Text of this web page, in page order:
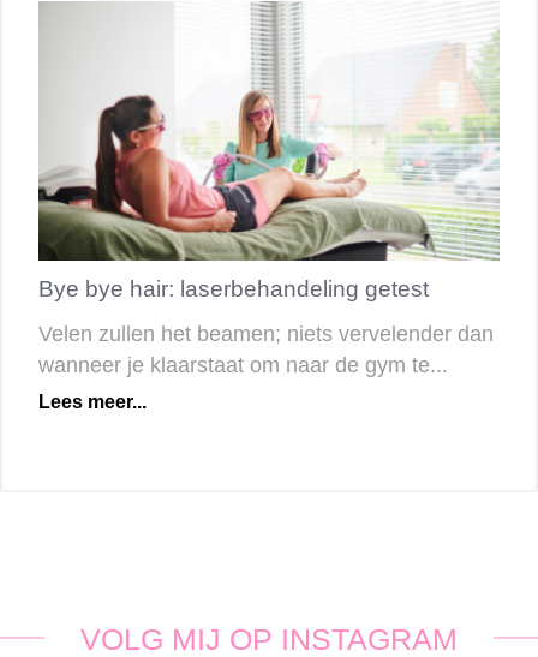
Bye bye hair: laserbehandeling getest
Velen zullen het beamen; niets vervelender dan
wanneer je klaarstaat om naar de gym te...
Lees meer...
VOLG MIJ OP INSTAGRAM